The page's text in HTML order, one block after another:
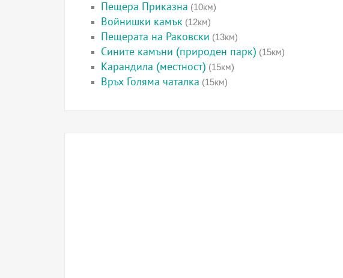
Пещера Приказна (10км)
Войнишки камък (12км)
Пещерата на Раковски (13км)
Сините камъни (природен парк) (15км)
Карандила (местност) (15км)
Връх Голяма чаталка (15км)